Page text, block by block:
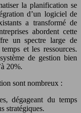
la planification se
d’un logiciel de
a transformé de
abordent cette
un spectre large de
et les ressources.
de gestion bien
20%.
sont nombreux :
dégageant du temps
stratégiques.